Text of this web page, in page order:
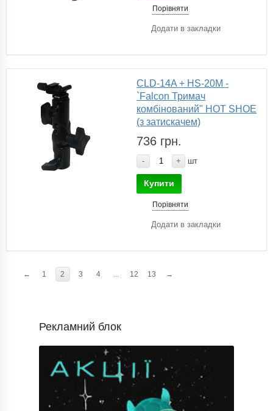
Порівняти
Додати в закладки
CLD-14A + HS-20M -
`Falcon Тримач
комбінований" HOT SHOE
(з затискачем)
736 грн.
- + шт
Купити
Порівняти
Додати в закладки
← 1 2 3 4 12 13 →
Рекламний блок